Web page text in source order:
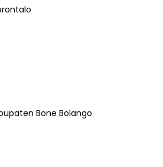
Bone Bolango